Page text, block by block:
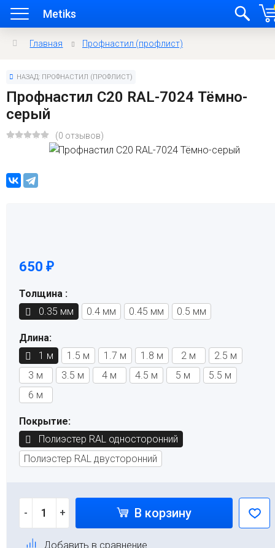
Metiks
Главная Профнастил (профлист)
НАЗАД: ПРОФНАСТИЛ (ПРОФЛИСТ)
Профнастил C20 RAL-7024 Тёмно-
серый
(0 отзывов)
650 ₽
Толщина :
0.35 мм
0.4 мм 0.45 мм 0.5 мм
Длина:
1 м
1.5 м 1.7 м 1.8 м 2 м
2.5 м
3 м
3.5 м 4 м 4.5 м 5 м
5.5 м
6 м
Покрытие:
Полиэстер RAL односторонний
Полиэстер RAL двусторонний
- + В корзину
Добавить в сравнение